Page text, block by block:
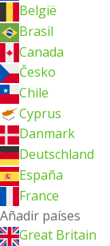
België
Brasil
Canada
Česko
Chile
Cyprus
Danmark
Deutschland
España
France
Añadir países
Great Britain